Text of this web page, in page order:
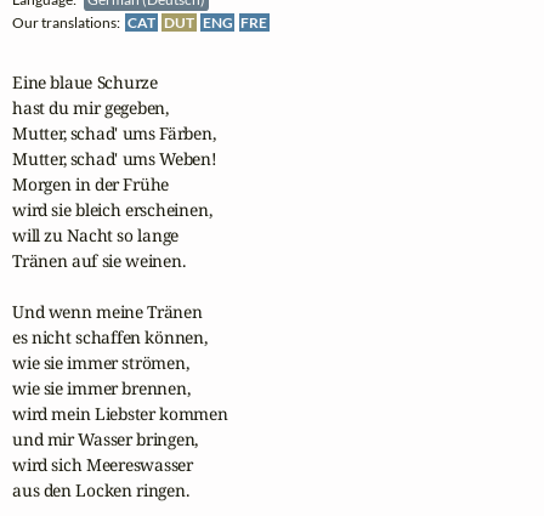
Our translations: CAT DUT ENG FRE
Eine blaue Schurze
hast du mir gegeben,
Mutter, schad' ums Färben,
Mutter, schad' ums Weben!
Morgen in der Frühe
wird sie bleich erscheinen,
will zu Nacht so lange
Tränen auf sie weinen.
Und wenn meine Tränen
es nicht schaffen können,
wie sie immer strömen,
wie sie immer brennen,
wird mein Liebster kommen
und mir Wasser bringen,
wird sich Meereswasser
aus den Locken ringen.